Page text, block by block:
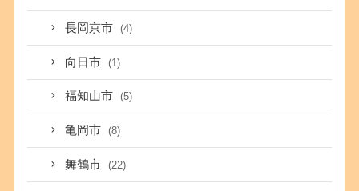
長岡京市 (4)
向日市 (1)
福知山市 (5)
亀岡市 (8)
舞鶴市 (22)